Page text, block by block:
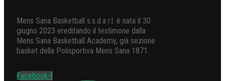
Mens Sana Basketball s.s.d.a r.l. è nata il 30
giugno 2023 ereditando il testimone dalla
Mens Sana Basketball Academy, già sezione
basket della Polisportiva Mens Sana 1871.
Facebook-f